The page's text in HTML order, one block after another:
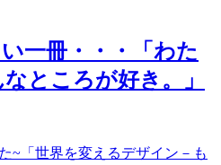
一冊・・・「わた
ところが好き。」